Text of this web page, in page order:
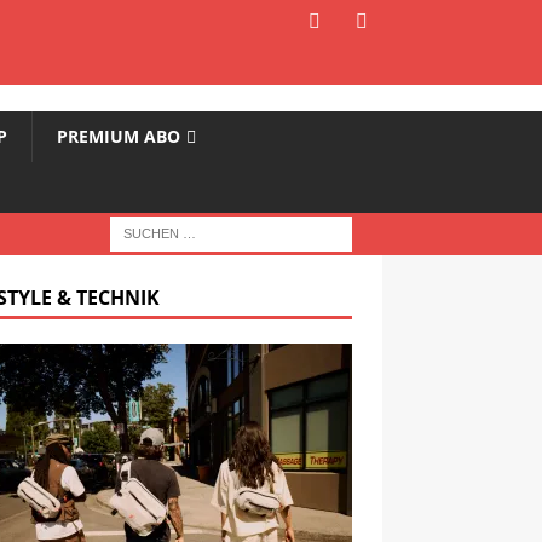
PREMIUM ABO
& TECHNIK